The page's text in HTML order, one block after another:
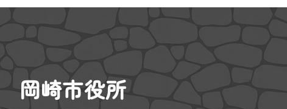
岡崎市役所